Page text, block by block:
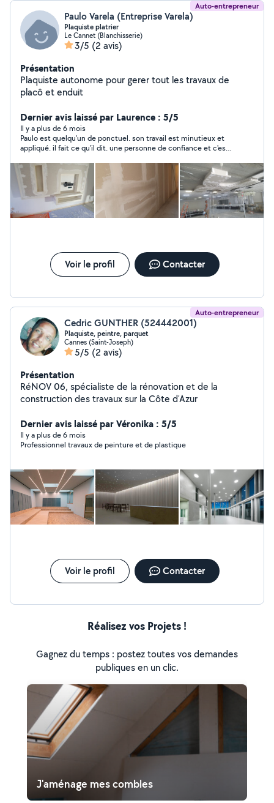
Auto-entrepreneur
Paulo Varela (Entreprise Varela)
Plaquiste platrier
Le Cannet (Blanchisserie)
3/5 (2 avis)
Présentation
Plaquiste autonome pour gerer tout les travaux de
placô et enduit
Dernier avis laissé par Laurence : 5/5
Il y a plus de 6 mois
Paulo est quelqu'un de ponctuel. son travail est minutieux et
appliqué. il fait ce qu'il dit. une personne de confiance et c'est
plafond, encastrement du cumulus, redressage d'un
mur....rapport qualité-prix super et en plus il est sympa. merci
Paulo
Voir le profil Contacter
Auto-entrepreneur
Cedric GUNTHER (524442001)
Plaquiste, peintre, parquet
Cannes (Saint-Joseph)
5/5 (2 avis)
Présentation
RéNOV 06, spécialiste de la rénovation et de la
construction des travaux sur la Côte d'Azur
Dernier avis laissé par Véronika : 5/5
Il y a plus de 6 mois
Professionnel travaux de peinture et de plastique
Voir le profil Contacter
Réalisez vos Projets !
Gagnez du temps : postez toutes vos demandes
publiques en un clic.
J'aménage mes combles